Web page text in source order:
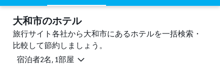
大和市のホテル
旅行サイト各社から大和市にあるホテルを一括検索・
比較して節約しましょう。
宿泊者2名, 1​部屋